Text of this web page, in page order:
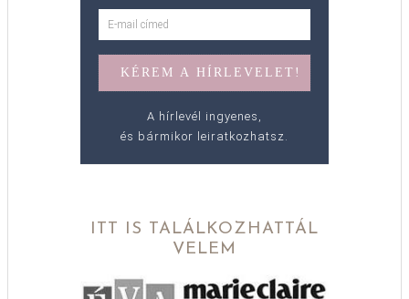
A hírlevél ingyenes,
és bármikor leiratkozhatsz.
ITT IS TALÁLKOZHATTÁL
VELEM